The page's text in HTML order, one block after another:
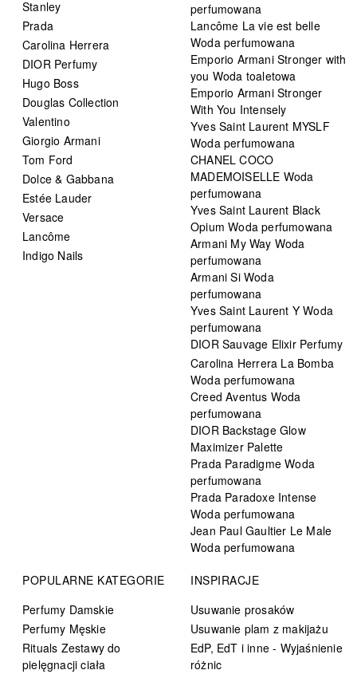
Stanley
Prada
Carolina Herrera
DIOR Perfumy
Hugo Boss
Douglas Collection
Valentino
Giorgio Armani
Tom Ford
Dolce & Gabbana
Estée Lauder
Versace
Lancôme
Indigo Nails
perfumowana
Lancôme La vie est belle
Woda perfumowana
Emporio Armani Stronger with
you Woda toaletowa
Emporio Armani Stronger
With You Intensely
Yves Saint Laurent MYSLF
Woda perfumowana
CHANEL COCO
MADEMOISELLE Woda
perfumowana
Yves Saint Laurent Black
Opium Woda perfumowana
Armani My Way Woda
perfumowana
Armani Si Woda
perfumowana
Yves Saint Laurent Y Woda
perfumowana
DIOR Sauvage Elixir Perfumy
Carolina Herrera La Bomba
Woda perfumowana
Creed Aventus Woda
perfumowana
DIOR Backstage Glow
Maximizer Palette
Prada Paradigme Woda
perfumowana
Prada Paradoxe Intense
Woda perfumowana
Jean Paul Gaultier Le Male
Woda perfumowana
POPULARNE KATEGORIE
Perfumy Damskie
Perfumy Męskie
Rituals Zestawy do
pielęgnacji ciała
INSPIRACJE
Usuwanie prosaków
Usuwanie plam z makijażu
EdP, EdT i inne - Wyjaśnienie
różnic